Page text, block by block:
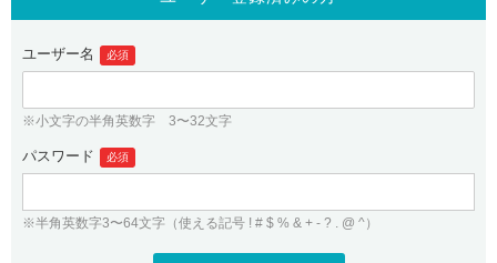
gTLDオークション NEW!
.jpドメインバックオーダー
プレミアムドメイン
人気ドメインの種類
WHOIS検索
紹介制度
バリュードメインAPI
ドメイン・ホスティングOEM
ログイン
従来のバリュードメインをご利用希望の方
Value Domainにログイン
ユーザー登録
ユーザー名 必須
※小文字の半角英数字 3〜32文字
パスワード 必須
※半角英数字3〜64文字（使える記号 ! # $ % & + - ? . @ ^）